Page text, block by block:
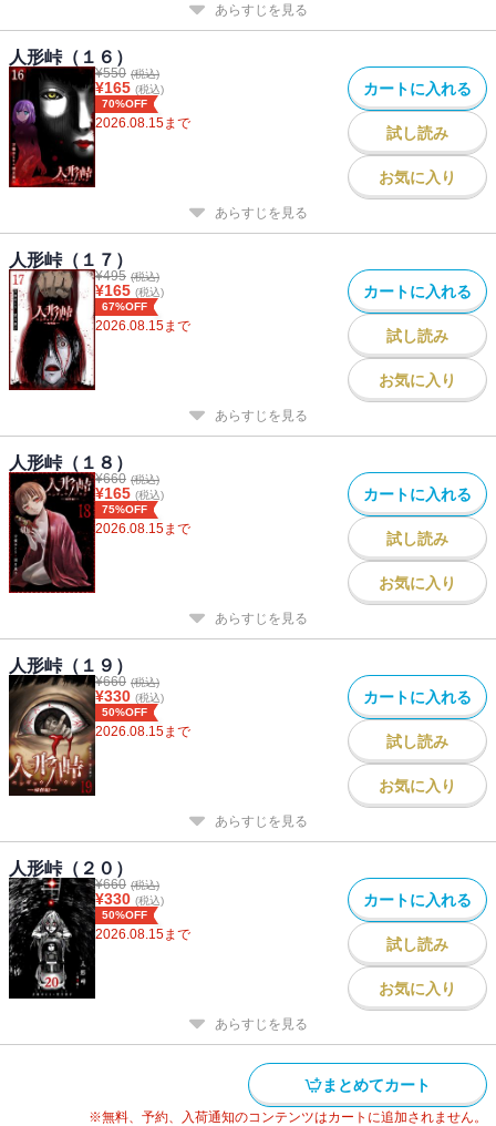
あらすじを見る
人形峠（１６）
¥550 (税込)
¥165 (税込)
70%OFF
2026.08.15まで
カートに入れる
試し読み
お気に入り
あらすじを見る
人形峠（１７）
¥495 (税込)
¥165 (税込)
67%OFF
2026.08.15まで
カートに入れる
試し読み
お気に入り
あらすじを見る
人形峠（１８）
¥660 (税込)
¥165 (税込)
75%OFF
2026.08.15まで
カートに入れる
試し読み
お気に入り
あらすじを見る
人形峠（１９）
¥660 (税込)
¥330 (税込)
50%OFF
2026.08.15まで
カートに入れる
試し読み
お気に入り
あらすじを見る
人形峠（２０）
¥660 (税込)
¥330 (税込)
50%OFF
2026.08.15まで
カートに入れる
試し読み
お気に入り
あらすじを見る
まとめてカート
※無料、予約、入荷通知のコンテンツはカートに追加されません。